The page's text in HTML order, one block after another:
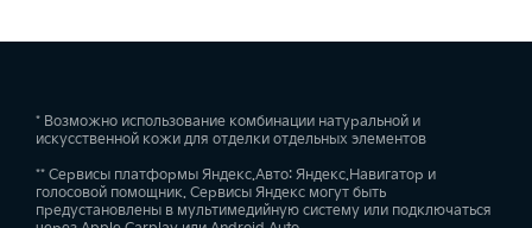
* Возможно использование комбинации натуральной и
искусственной кожи для отделки отдельных элементов
** Сервисы платформы Яндекс.Авто: Яндекс.Навигатор и
голосовой помощник. Сервисы Яндекс могут быть
предустановлены в мультимедийную систему или подключаться